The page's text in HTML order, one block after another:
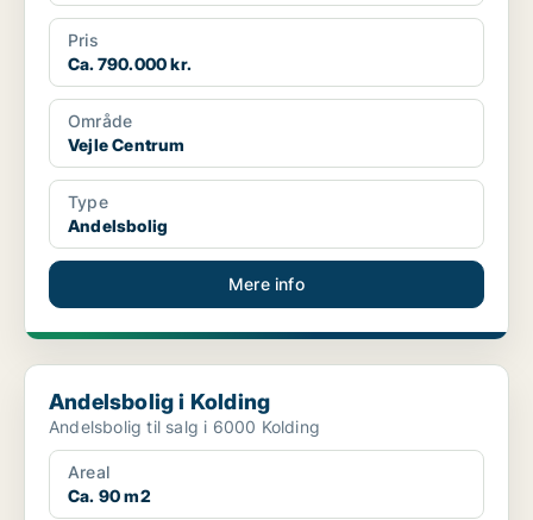
Pris
Ca. 790.000 kr.
Område
Vejle Centrum
Type
Andelsbolig
Mere info
Andelsbolig i Kolding
Andelsbolig i Kolding
Andelsbolig til salg i 6000 Kolding
Areal
Ca. 90 m2